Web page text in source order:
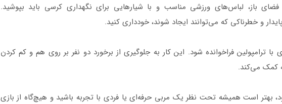
باز، لباس‌های ورزشی مناسب و با شیارهایی برای نگهداری کرسی باید بپوشید.
و خطرناکی که می‌توانند ایجاد شوند، خودداری کنید.
با ترامپولین فراخوانده شود. این کار به جلوگیری از برخورد دو نفر بر روی هم و کم کردن
کمک می‌کند.
بهتر است همیشه تحت نظر یک مربی حرفه‌ای یا فردی با تجربه باشید و هیچ‌گاه از بازی